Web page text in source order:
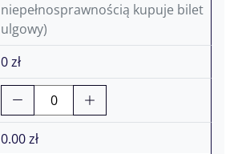
niepełnosprawnością kupuje bilet
ulgowy)
0 zł
0.00zł